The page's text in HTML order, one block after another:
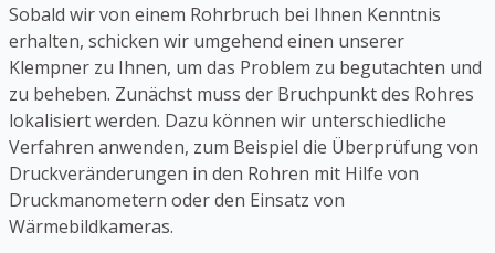
Sobald wir von einem Rohrbruch bei Ihnen Kenntnis
erhalten, schicken wir umgehend einen unserer
Klempner zu Ihnen, um das Problem zu begutachten und
zu beheben. Zunächst muss der Bruchpunkt des Rohres
lokalisiert werden. Dazu können wir unterschiedliche
Verfahren anwenden, zum Beispiel die Überprüfung von
Druckveränderungen in den Rohren mit Hilfe von
Druckmanometern oder den Einsatz von
Wärmebildkameras.